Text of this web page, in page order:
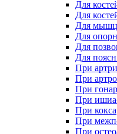
Для
Для
Для мышц
Для
Для
Для
При
При
При
При
При
При
При